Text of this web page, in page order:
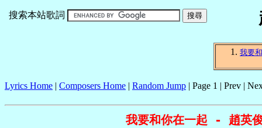
搜索本站歌詞
我要
Lyrics Home | Composers Home | Random Jump | Page 1 | Prev |
我要和你在一起 - 趙英